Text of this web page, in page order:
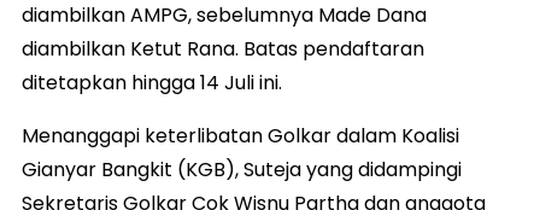
diambilkan AMPG, sebelumnya Made Dana
diambilkan Ketut Rana. Batas pendaftaran
ditetapkan hingga 14 Juli ini.
Menanggapi keterlibatan Golkar dalam Koalisi
Gianyar Bangkit (KGB), Suteja yang didampingi
Sekretaris Golkar Cok Wisnu Partha dan anggota